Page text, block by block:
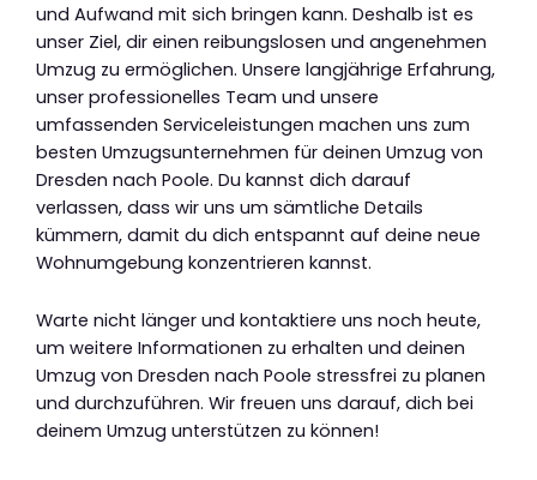
und Aufwand mit sich bringen kann. Deshalb ist es
unser Ziel, dir einen reibungslosen und angenehmen
Umzug zu ermöglichen. Unsere langjährige Erfahrung,
unser professionelles Team und unsere
umfassenden Serviceleistungen machen uns zum
besten Umzugsunternehmen für deinen Umzug von
Dresden nach Poole. Du kannst dich darauf
verlassen, dass wir uns um sämtliche Details
kümmern, damit du dich entspannt auf deine neue
Wohnumgebung konzentrieren kannst.
Warte nicht länger und kontaktiere uns noch heute,
um weitere Informationen zu erhalten und deinen
Umzug von Dresden nach Poole stressfrei zu planen
und durchzuführen. Wir freuen uns darauf, dich bei
deinem Umzug unterstützen zu können!